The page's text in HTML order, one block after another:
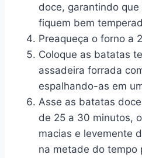
doce, garantindo
fiquem bem
Preaqueça o forno a
Coloque as batatas
assadeira forrada
espalhando-as em
Asse as batatas
de 25 a 30 minutos,
macias e levemente
na metade do tempo